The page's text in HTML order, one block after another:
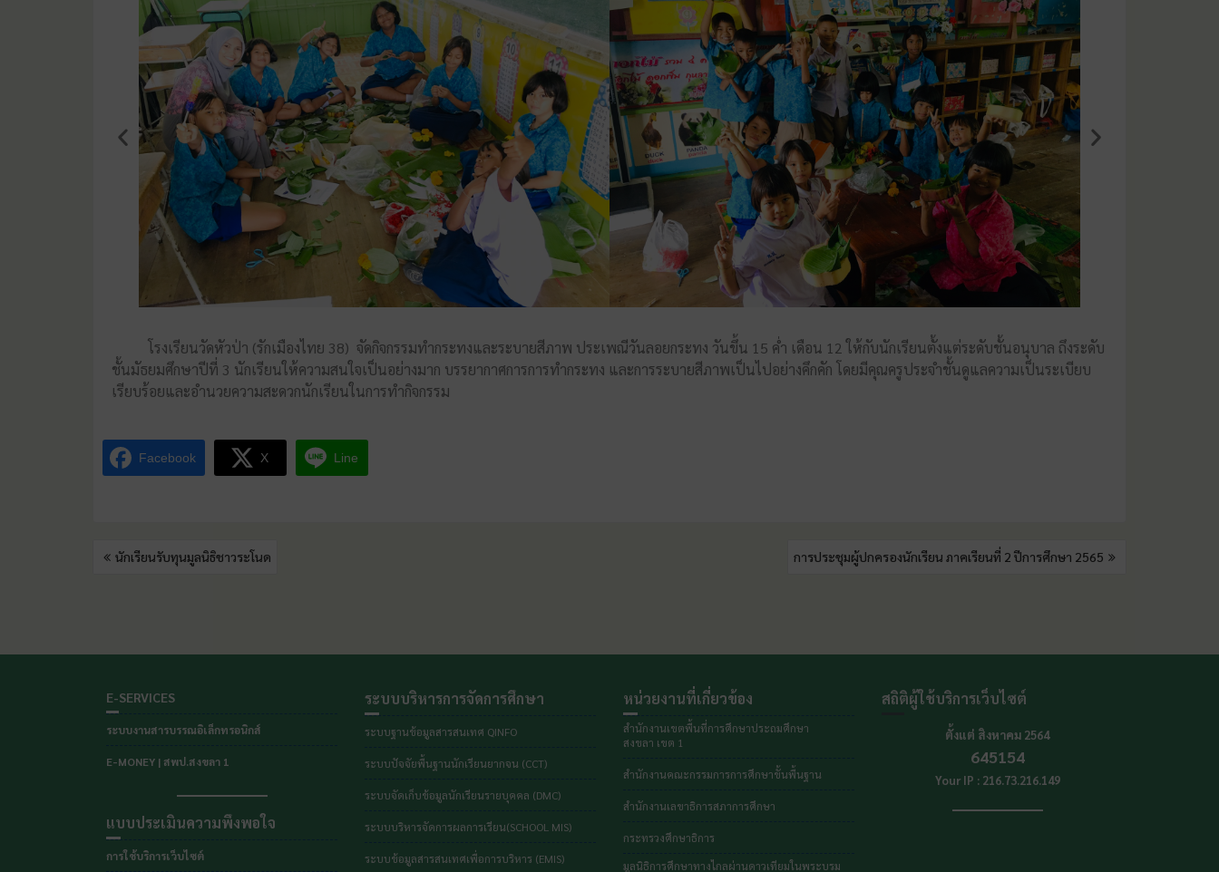
โรงเรียนวัดหัวป่า (รักเมืองไทย 38) จัดกิจกรรมทำกระทงและระบายสีภาพ ประเพณีวันลอยกระทง วันขึ้น 15 ค่ำ เดือน 12 ให้กับนักเรียนตั้งแต่ระดับชั้นอนุบาล ถึงระดับ
ชั้นมัธยมศึกษาปีที่ 3 นักเรียนให้ความสนใจเป็นอย่างมาก บรรยากาศการการทำกระทง และการระบายสีภาพเป็นไปอย่างคึกคัก โดยมีคุณครูประจำชั้นดูแลความเป็นระเบียบ
เรียบร้อยและอำนวยความสะดวกนักเรียนในการทำกิจกรรม
Facebook X Line
นักเรียนรับทุนมูลนิธิชาวระโนด การประชุมผู้ปกครองนักเรียน ภาคเรียนที่ 2 ปีการศึกษา 2565
E-SERVICES
ระบบงานสารบรรณอิเล็กทรอนิกส์
E-MONEY | สพป.สงขลา 1
แบบประเมินความพึงพอใจ
การใช้บริการเว็บไซต์
ระบบบริหารการจัดการศึกษา
ระบบฐานข้อมูลสารสนเทศ QINFO
ระบบปัจจัยพื้นฐานนักเรียนยากจน (CCT)
ระบบจัดเก็บข้อมูลนักเรียนรายบุคคล (DMC)
ระบบบริหารจัดการผลการเรียน(SCHOOL MIS)
ระบบข้อมูลสารสนเทศเพื่อการบริหาร (EMIS)
หน่วยงานที่เกี่ยวข้อง
สำนักงานเขตพื้นที่การศึกษาประถมศึกษา
สงขลา เขต 1
สำนักงานคณะกรรมการการศึกษาขั้นพื้นฐาน
สำนักงานเลขาธิการสภาการศึกษา
กระทรวงศึกษาธิการ
มูลนิธิการศึกษาทางไกลผ่านดาวเทียมในพระบรม
สถิติผู้ใช้บริการเว็บไซต์
ตั้งแต่ สิงหาคม 2564
645154
Your IP : 216.73.216.149